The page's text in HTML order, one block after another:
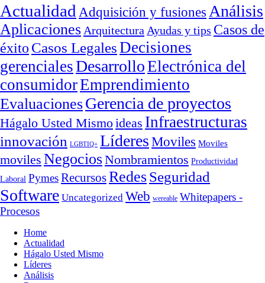
Actualidad Adquisición y fusiones Análisis
Aplicaciones Arquitectura Ayudas y tips Casos de
éxito Casos LegalesDecisiones
gerencialesDesarrolloElectrónica del
consumidorEmprendimiento
EvaluacionesGerencia de proyectos
Hágalo Usted Mismoideas Infraestructuras
innovación LGBTIQ+ LíderesMoviles Moviles
moviles NegociosNombramientos Productividad
Laboral PymesRecursosRedesSeguridad
Software Uncategorized Web wereable Whitepapers -
Procesos
Home
Actualidad
Hágalo Usted Mismo
Líderes
Análisis